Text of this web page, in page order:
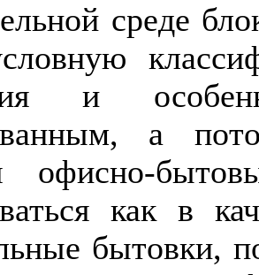
среде
и
а
офисно-
как в
бытовки,